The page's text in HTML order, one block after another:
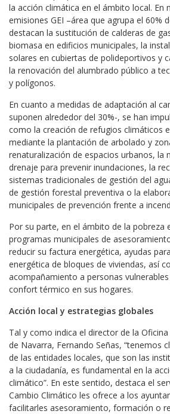
la acción climática en el ámbito local. En
emisiones GEI –área que agrupa el 60%
destacan la sustitución de calderas de
biomasa en edificios municipales, la
solares en cubiertas de polideportivos y
la renovación del alumbrado público a
y polígonos.
En cuanto a medidas de adaptación al
suponen alrededor del 30%-, se han
como la creación de refugios climáticos
mediante la plantación de arbolado y
renaturalización de espacios urbanos, la
drenaje para prevenir inundaciones, la
sistemas tradicionales de gestión del
de gestión forestal preventiva o la
municipales de prevención frente a
Por su parte, en el ámbito de la pobreza
programas municipales de
reducir su factura energética, ayudas
energética de bloques de viviendas, así
acompañamiento a personas
confort térmico en sus hogares.
Acción local y estrategias globales
Tal y como indica el director de la
de Navarra, Fernando Señas, “tenemos
de las entidades locales, que son las
a la ciudadanía, es fundamental en la
climático”. En este sentido, destaca el
Cambio Climático les ofrece a los
facilitarles asesoramiento, formación o